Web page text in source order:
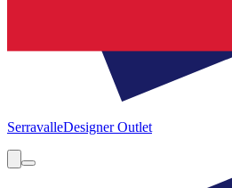
SerravalleDesigner Outlet